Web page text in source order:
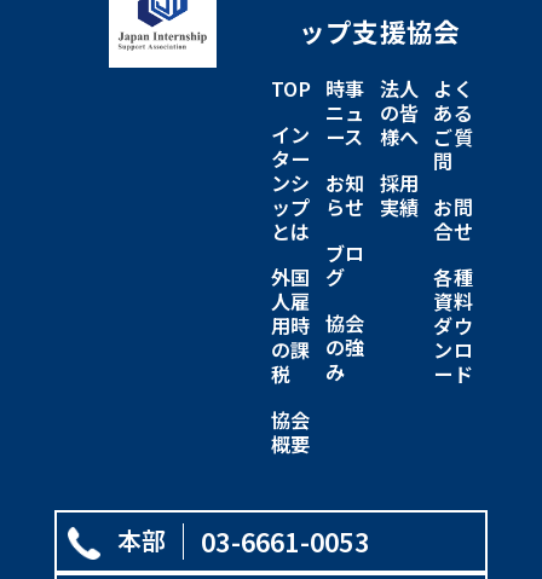
ップ支援協会
TOP
イン
ター
ンシ
ップ
とは
外国
人雇
用時
の課
税
協会
概要
時事
ニュ
ース
お知
らせ
ブロ
グ
協会
の強
み
法人
の皆
様へ
採用
実績
よく
ある
ご質
問
お問
合せ
各種
資料
ダウ
ンロ
ード
本部 03-6661-0053